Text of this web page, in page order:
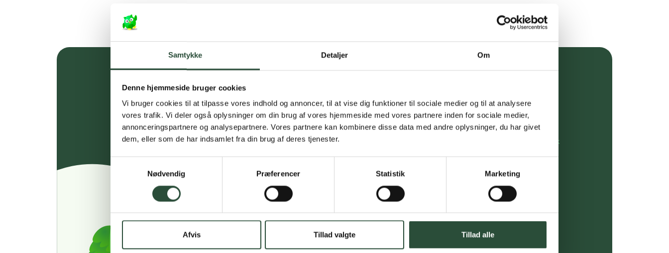
Samtykke Detaljer Om
Denne hjemmeside bruger cookies
Vi bruger cookies til at tilpasse vores indhold og annoncer, til at vise dig funktioner til sociale medier og til at analysere
vores trafik. Vi deler også oplysninger om din brug af vores hjemmeside med vores partnere inden for sociale medier,
annonceringspartnere og analysepartnere. Vores partnere kan kombinere disse data med andre oplysninger, du har givet
dem, eller som de har indsamlet fra din brug af deres tjenester.
Nødvendig
Præferencer Statistik Marketing
Afvis Tillad valgte Tillad alle
Personlig rådgivning
kundeservice@uglecare.dk
Hurtig levering (30 min. i Kbh)
Hurtigt leveringen via GLS, og DAO
Faste lave priser*
*Gælder ikke ernæringsprodukter.